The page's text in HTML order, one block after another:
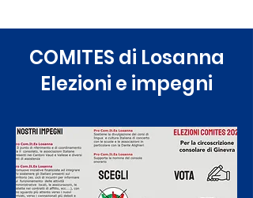
COMITES di Losanna
Elezioni e impegni